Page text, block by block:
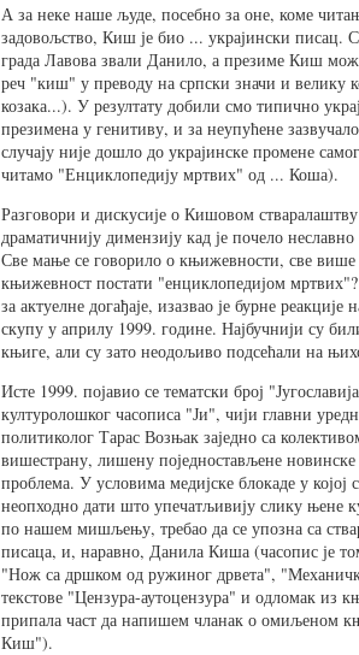
А за неке наше људе, посебно за оне, коме
задовољство, Киш је био ... украјински писац.
града Лавова звали Данило, а презиме Киш
реч "киш" у преводу на српски значи и велику
козака...). У резултату добили смо типично
презимена у генитиву, и за неупућене
случају није дошло до украјинске промене
читамо "Енциклопедију мртвих" од ... Коша).
Разговори и дискусије о Кишовом
драматичнију димензију кад је почело
Све мање се говорило о књижевности, све
књижевност постати "енциклопедијом
за актуелне догађаје, изазвао је бурне
скупу у априлу 1999. године. Најбучнији су
књиге, али су зато неодољиво подсећали на
Исте 1999. појавио се тематски број
културолошког часописа "Ји", чији главни
политиколог Тарас Возњак заједно са
вишестрану, лишену поједностављене
проблема. У условима медијске блокаде у којој
неопходно дати што упечатљивију слику њене
по нашем мишљењу, требао да се упозна са
писаца, и, наравно, Данила Киша (часопис је
"Нож са дршком од ружиног дрвета",
текстове "Цензура-аутоцензура" и одломак из
припала част да напишем чланак о омиљеном
Киш").